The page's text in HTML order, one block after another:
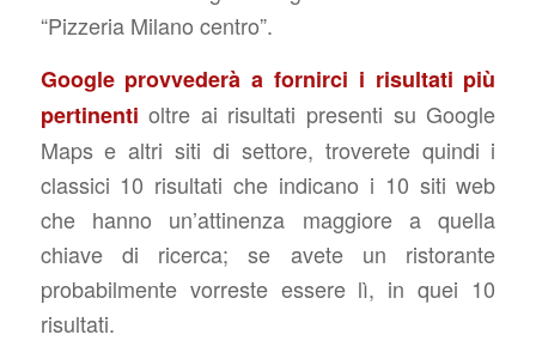
“Pizzeria Milano centro”.
Google provvederà a fornirci i risultati più
pertinenti oltre ai risultati presenti su Google
Maps e altri siti di settore, troverete quindi i
classici 10 risultati che indicano i 10 siti web
che hanno un’attinenza maggiore a quella
chiave di ricerca; se avete un ristorante
probabilmente vorreste essere lì, in quei 10
risultati.